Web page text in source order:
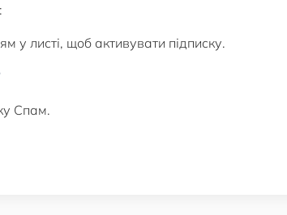
у листі, щоб активувати підписку.
Спам.